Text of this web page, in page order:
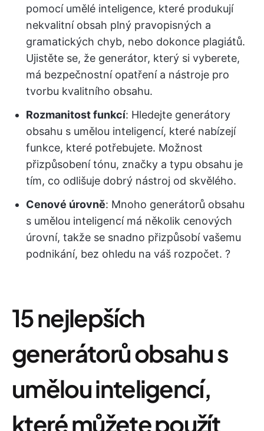
pomocí umělé inteligence, které produkují
nekvalitní obsah plný pravopisných a
gramatických chyb, nebo dokonce plagiátů.
Ujistěte se, že generátor, který si vyberete,
má bezpečnostní opatření a nástroje pro
tvorbu kvalitního obsahu.
Rozmanitost funkcí: Hledejte generátory
obsahu s umělou inteligencí, které nabízejí
funkce, které potřebujete. Možnost
přizpůsobení tónu, značky a typu obsahu je
tím, co odlišuje dobrý nástroj od skvělého.
Cenové úrovně: Mnoho generátorů obsahu
s umělou inteligencí má několik cenových
úrovní, takže se snadno přizpůsobí vašemu
podnikání, bez ohledu na váš rozpočet. ?
15 nejlepších
generátorů obsahu s
umělou inteligencí,
které můžete použít